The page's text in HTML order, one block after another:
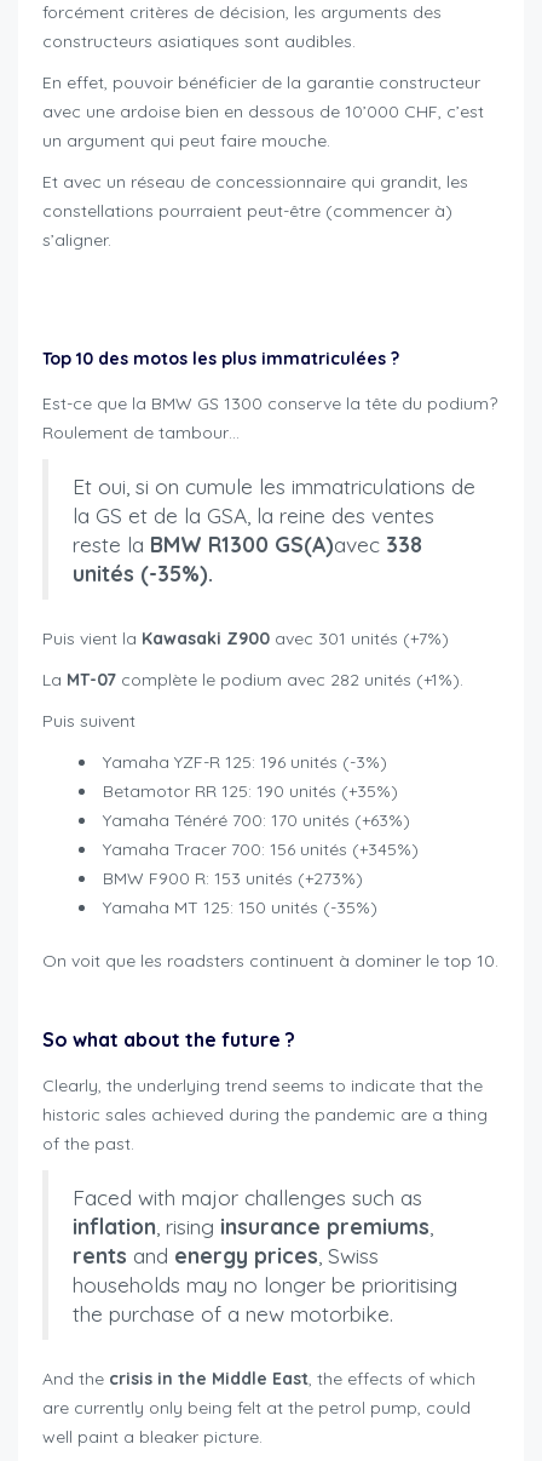
forcément critères de décision, les arguments des
constructeurs asiatiques sont audibles.
En effet, pouvoir bénéficier de la garantie constructeur
avec une ardoise bien en dessous de 10’000 CHF, c’est
un argument qui peut faire mouche.
Et avec un réseau de concessionnaire qui grandit, les
constellations pourraient peut-être (commencer à)
s’aligner.
Top 10 des motos les plus immatriculées ?
Est-ce que la BMW GS 1300 conserve la tête du podium?
Roulement de tambour…
Et oui, si on cumule les immatriculations de
la GS et de la GSA, la reine des ventes
reste la BMW R1300 GS(A)avec 338
unités (-35%).
Puis vient la Kawasaki Z900 avec 301 unités (+7%)
La MT-07 complète le podium avec 282 unités (+1%).
Puis suivent
Yamaha YZF-R 125: 196 unités (-3%)
Betamotor RR 125: 190 unités (+35%)
Yamaha Ténéré 700: 170 unités (+63%)
Yamaha Tracer 700: 156 unités (+345%)
BMW F900 R: 153 unités (+273%)
Yamaha MT 125: 150 unités (-35%)
On voit que les roadsters continuent à dominer le top 10.
So what about the future ?
Clearly, the underlying trend seems to indicate that the
historic sales achieved during the pandemic are a thing
of the past.
Faced with major challenges such as
inflation , rising insurance premiums
rents and energy prices , Swiss
households may no longer be prioritising
the purchase of a new motorbike.
And the crisis in the Middle East, the effects of which
are currently only being felt at the petrol pump, could
well paint a bleaker picture.